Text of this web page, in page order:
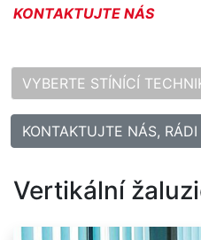
KONTAKTUJTE NÁS
VYBERTE STÍNÍCÍ
KONTAKTUJTE NÁS,
Vertikální